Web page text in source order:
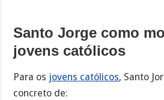
Santo Jorge como
jovens católicos
Para os jovens católicos, Santo
concreto de: